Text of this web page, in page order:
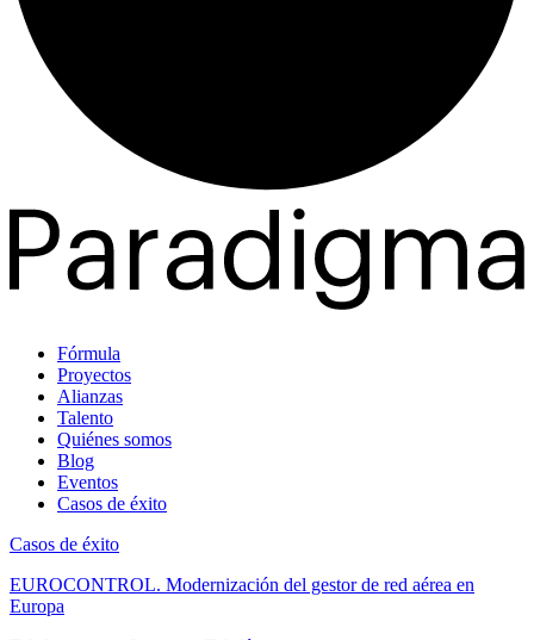
Fórmula
Proyectos
Alianzas
Talento
Quiénes somos
Blog
Eventos
Casos de éxito
Casos de éxito
EUROCONTROL. Modernización del gestor de red aérea en
Europa